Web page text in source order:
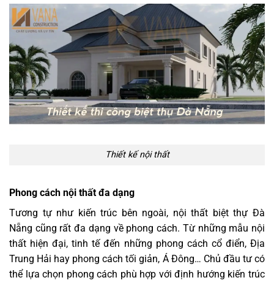
Thiết kế nội thất
Phong cách nội thất đa dạng
Tương tự như kiến trúc bên ngoài, nội thất biệt thự Đà
Nẵng cũng rất đa dạng về phong cách. Từ những mẫu nội
thất hiện đại, tinh tế đến những phong cách cổ điển, Địa
Trung Hải hay phong cách tối giản, Á Đông… Chủ đầu tư có
thể lựa chọn phong cách phù hợp với định hướng kiến trúc